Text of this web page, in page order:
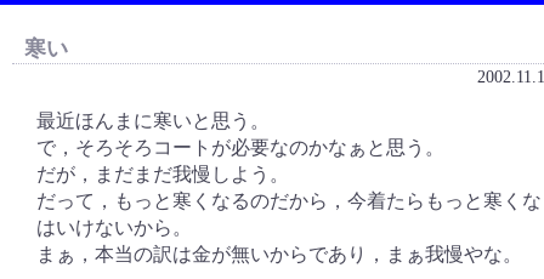
寒い
最近ほんまに寒いと思う。
で，そろそろコートが必要なのかなぁと思う。
だが，まだまだ我慢しよう。
だって，もっと寒くなるのだから，今着たらもっと寒く
はいけないから。
まぁ，本当の訳は金が無いからであり，まぁ我慢やな。